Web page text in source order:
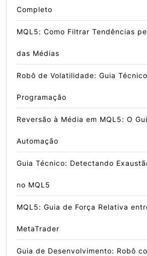
Completo
MQL5: Como Filtrar Tendências
das Médias
Robô de Volatilidade: Guia
Programação
Reversão à Média em MQL5: O
Automação
Guia Técnico: Detectando
no MQL5
MQL5: Guia de Força Relativa
MetaTrader
Guia de Desenvolvimento: Robô